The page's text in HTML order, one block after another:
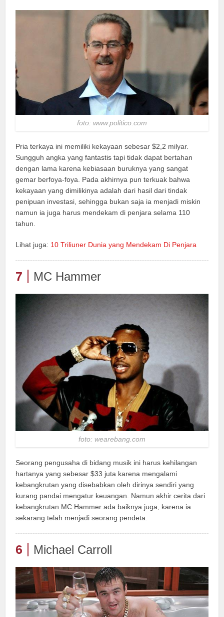
foto: www.politico.com
Pria terkaya ini memiliki kekayaan sebesar $2,2 milyar.
Sungguh angka yang fantastis tapi tidak dapat bertahan
dengan lama karena kebiasaan buruknya yang sangat
gemar berfoya-foya. Pada akhirnya pun terkuak bahwa
kekayaan yang dimilikinya adalah dari hasil dari tindak
penipuan investasi, sehingga bukan saja ia menjadi miskin
namun ia juga harus mendekam di penjara selama 110
tahun.
Lihat juga: 10 Triliuner Dunia yang Mendekam Di Penjara
7 MC Hammer
foto: wearebang.com
Seorang pengusaha di bidang musik ini harus kehilangan
hartanya yang sebesar $33 juta karena mengalami
kebangkrutan yang disebabkan oleh dirinya sendiri yang
kurang pandai mengatur keuangan. Namun akhir cerita dari
kebangkrutan MC Hammer ada baiknya juga, karena ia
sekarang telah menjadi seorang pendeta.
6 Michael Carroll